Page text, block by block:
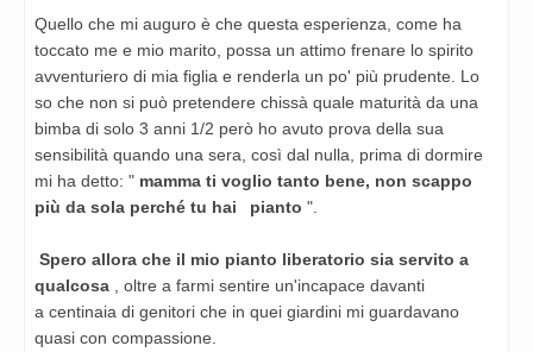
Quello che mi auguro è che questa esperienza, come ha
toccato me e mio marito, possa un attimo frenare lo spirito
avventuriero di mia figlia e renderla un po' più prudente. Lo
so che non si può pretendere chissà quale maturità da una
bimba di solo 3 anni 1/2 però ho avuto prova della sua
sensibilità quando una sera, così dal nulla, prima di dormire
mi ha detto: " mamma ti voglio tanto bene, non scappo
più da sola perché tu hai
pianto ".
Spero allora che il mio pianto liberatorio sia servito a
qualcosa
, oltre a farmi sentire un'incapace davanti
a centinaia di genitori che in quei giardini mi guardavano
quasi con compassione.